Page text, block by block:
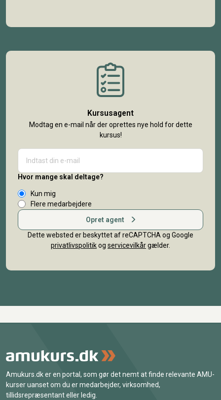
Kursusagent
Modtag en e-mail når der oprettes nye hold for dette
kursus!
Hvor mange skal deltage?
Kun mig
Flere medarbejdere
Opret agent
Dette websted er beskyttet af reCAPTCHA og Google
privatlivspolitikog servicevilkårgælder.
Amukurs.dk er en portal, som gør det nemt at finde relevante AMU-
kurser uanset om du er medarbejder, virksomhed,
tillidsrepræsentant eller ledig.